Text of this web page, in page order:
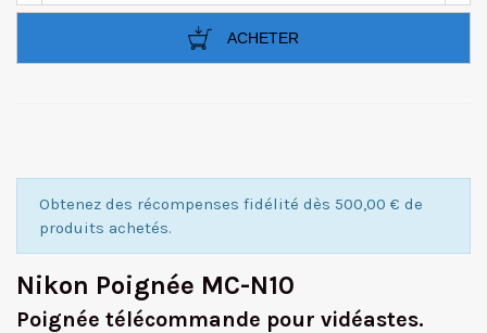
ACHETER
Obtenez des récompenses fidélité dès 500,00 € de
produits achetés.
Nikon Poignée MC-N10
Poignée télécommande pour vidéastes.